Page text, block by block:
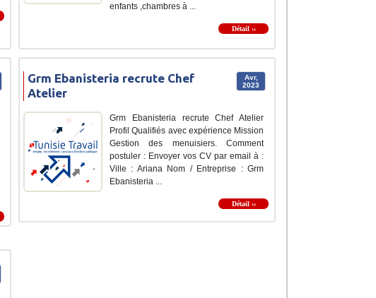
enfants ,chambres à ...
Détail ››
Avr,
2023
Grm Ebanisteria recrute Chef
Atelier
Grm Ebanisteria recrute Chef Atelier
Profil Qualifiés avec expérience Mission
Gestion des menuisiers. Comment
postuler : Envoyer vos CV par email à :
Ville : Ariana Nom / Entreprise : Grm
Ebanisteria ...
Détail ››